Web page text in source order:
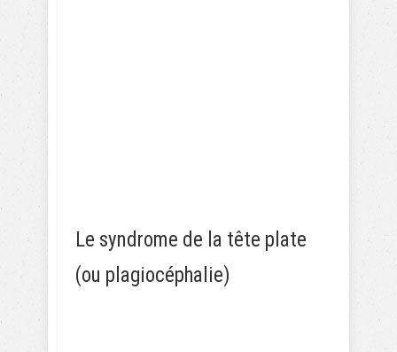
Le syndrome de la tête plate
(ou plagiocéphalie)